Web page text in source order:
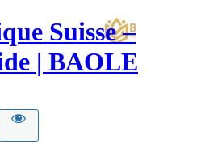
Suisse –
| BAOLE